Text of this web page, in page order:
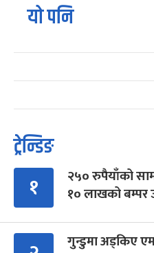
यो पनि
ट्रेन्डिङ
१
२५० रुपैयाँको
१० लाखको बम्पर
गुन्डुमा अड्किए